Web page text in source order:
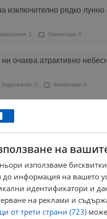
изключително рядко лунно
1 Коментари: 0
ни очаква атрактивно
Харесвания: 0 Коментари: 0
4 Коментари: 0
Коментари: 0
на века
на
използваме
до информация на вашето
идентификатори и
на реклами и
от трети страни (723)